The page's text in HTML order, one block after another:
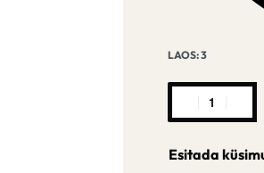
LAOS: 3
Esitada